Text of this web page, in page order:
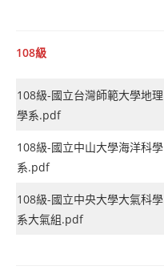
108級
108級-國立台灣師範大學地理
學系.pdf
108級-國立中山大學海洋科學
系.pdf
108級-國立中央大學大氣科學
系大氣組.pdf